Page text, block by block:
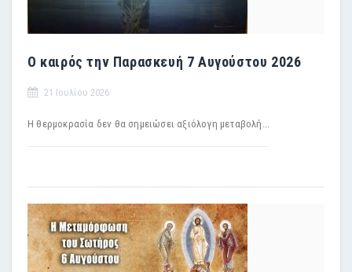
Ο καιρός την Παρασκευή 7 Αυγούστου 2026
21 Ιουλίου 2026
Η θερμοκρασία δεν θα σημειώσει αξιόλογη μεταβολή...